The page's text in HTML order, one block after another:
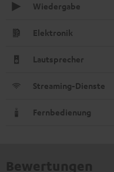
Wiedergabe
Elektronik
Lautsprecher
Streaming-Dienste
Fernbedienung